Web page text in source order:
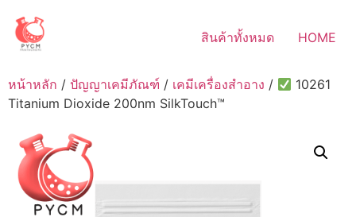
content
สินค้าทั้งหมด HOME
หน้าหลัก / ปัญญาเคมีภัณฑ์ / เคมีเครื่องสำอาง /
10261
Titanium Dioxide 200nm SilkTouch™